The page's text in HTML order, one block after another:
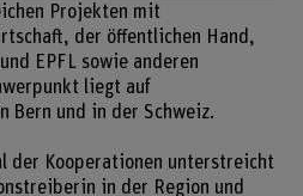
Projekten mit
der öffentlichen Hand,
EPFL sowie anderen
liegt auf
Bern und in der Schweiz.
der Kooperationen unterstreicht
in der Region und